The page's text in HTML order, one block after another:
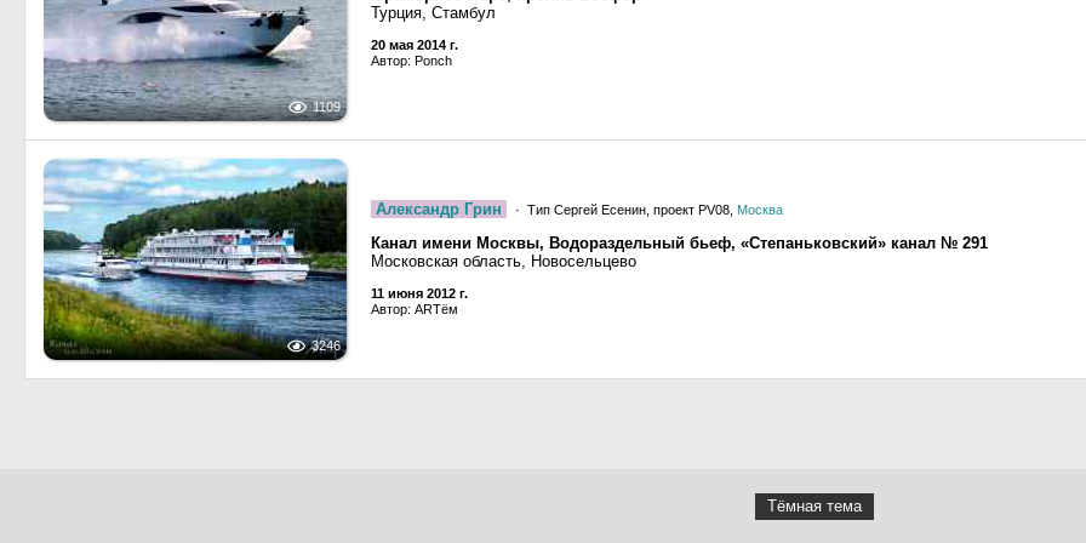
1109
Турция, Стамбул
20 мая 2014 г.
Автор: Ponch
3246
Александр Грин · Тип Сергей Есенин, проект PV08, Москва
Канал имени Москвы, Водораздельный бьеф, «Степаньковский» канал № 291
Московская область, Новосельцево
11 июня 2012 г.
Автор: ARTём
Тёмная тема